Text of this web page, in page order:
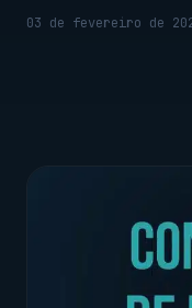
03 de fevereiro de